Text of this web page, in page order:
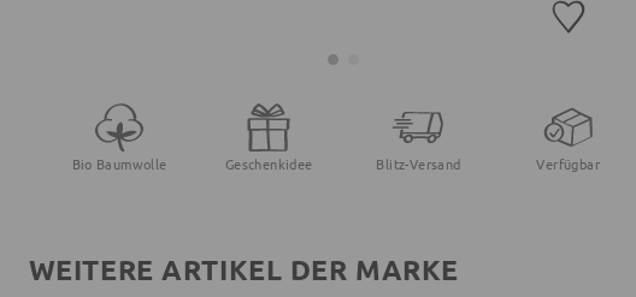
Bio Baumwolle Geschenkidee Blitz-Versand Verfügbar
WEITERE ARTIKEL DER MARKE